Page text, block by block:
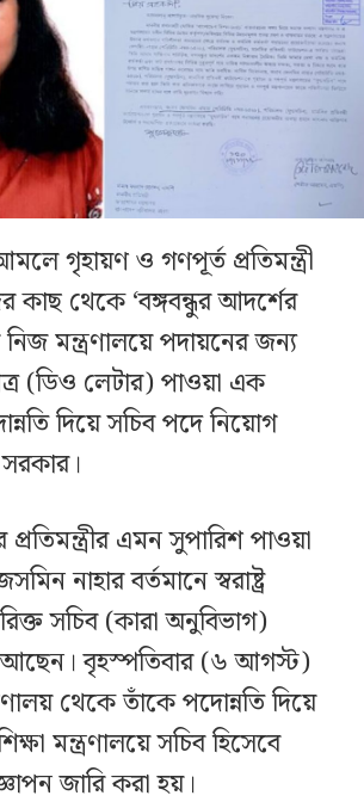
গৃহায়ণ ও গণপূর্ত প্রতিমন্ত্রী
থেকে ‘বঙ্গবন্ধুর আদর্শের
নিজ মন্ত্রণালয়ে পদায়নের জন্য
(ডিও লেটার) পাওয়া এক
দিয়ে সচিব পদে নিয়োগ
এমন সুপারিশ পাওয়া
নাহার বর্তমানে স্বরাষ্ট্র
সচিব (কারা অনুবিভাগ)
আছেন। বৃহস্পতিবার (৬ আগস্ট)
থেকে তাঁকে পদোন্নতি দিয়ে
মন্ত্রণালয়ে সচিব হিসেবে
জারি করা হয়।